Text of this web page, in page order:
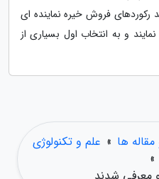
فروش خیره نماینده ای
و به انتخاب اول بسیاری از
ها » علم و تکنولوژی
»